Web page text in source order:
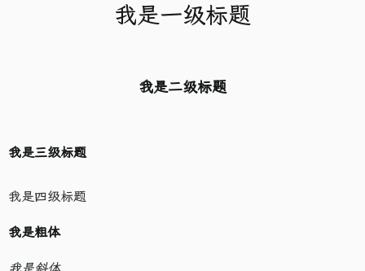
我是一级标题
我是二级标题
我是三级标题
我是四级标题
我是粗体